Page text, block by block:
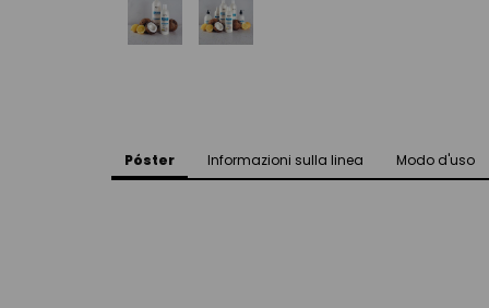
Póster Informazioni sulla linea Modo d'uso